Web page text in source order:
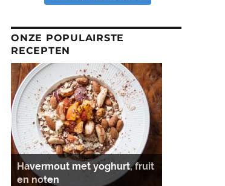
ONZE POPULAIRSTE
RECEPTEN
Havermout met yoghurt, fruit
en noten